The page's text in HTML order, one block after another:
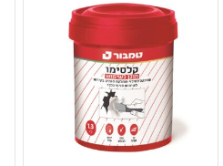
זה
מספר
סוגים.
ניתן
לבחור
את
האפשרויות